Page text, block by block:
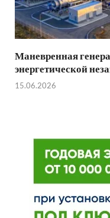
Маневренная
энергетической
15.06.2026